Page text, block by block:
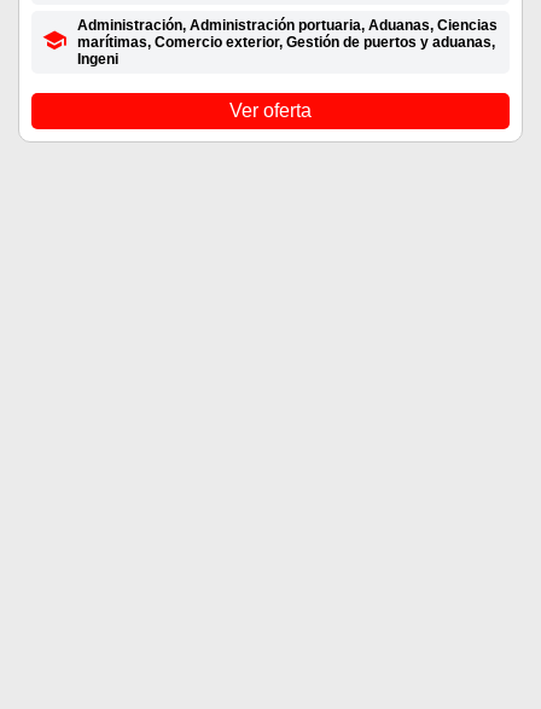
Administración, Administración portuaria, Aduanas, Ciencias
marítimas, Comercio exterior, Gestión de puertos y aduanas,
Ingeni
Ver oferta